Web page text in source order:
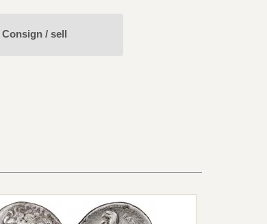
Consign / sell